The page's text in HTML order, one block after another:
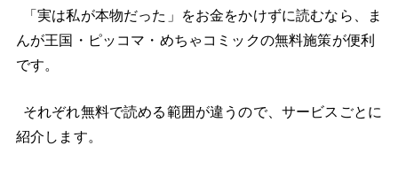
「実は私が本物だった」をお金をかけずに読むなら、ま
んが王国・ピッコマ・めちゃコミックの無料施策が便利
です。
それぞれ無料で読める範囲が違うので、サービスごとに
紹介します。